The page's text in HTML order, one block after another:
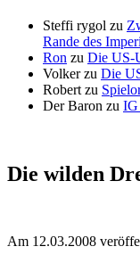
Steffi rygol zu
Rande des
Ron zu Die US-
Volkerzu Die
Robert zu
Der Baron zu IG
Die wilden
Am 12.03.2008